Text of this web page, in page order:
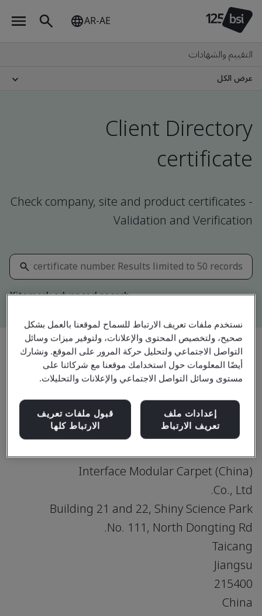
AR-AE
التقييم والشهادات
عرض الكل
Client Directory
certificate
Check company, site and product certificates -
Validation and Verification
Kitemark advanced search
مشاركة:
ISO 14001:2015
Interface Modular Carpet (China)
Co., Ltd.
Building 21 and 22, Shiny Science Park
No. 111, North Dongting Rd.
Taicang
Jiangsu
215400
China
نستخدم ملفات تعريف الارتباط للسماح لموقعنا بالعمل بشكل
صحيح، ولتخصيص المحتوى والإعلانات، ولتوفير ميزات وسائل
التواصل الاجتماعي ولتحليل حركة المرور على الموقع. ونشارك
أيضًا المعلومات حول استخدامك موقعنا مع شركائنا على
مستوى وسائل التواصل الاجتماعي والإعلانات والتحليلات.
إعدادات ملف
تعريف الارتباط
قبول ملفات تعريف
الارتباط كلها